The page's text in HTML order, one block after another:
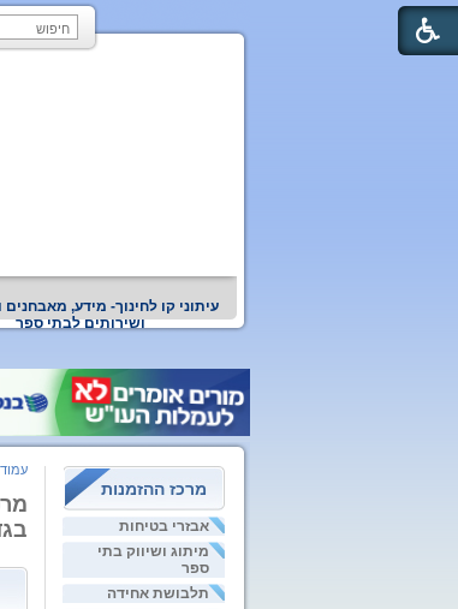
עיתוני קו לחינוך- מידע,
ושירותים לבתי ספר
מרכז ההזמנות
אבזרי בטיחות
מיתוג ושיווק בתי
ספר
תלבושת אחידה